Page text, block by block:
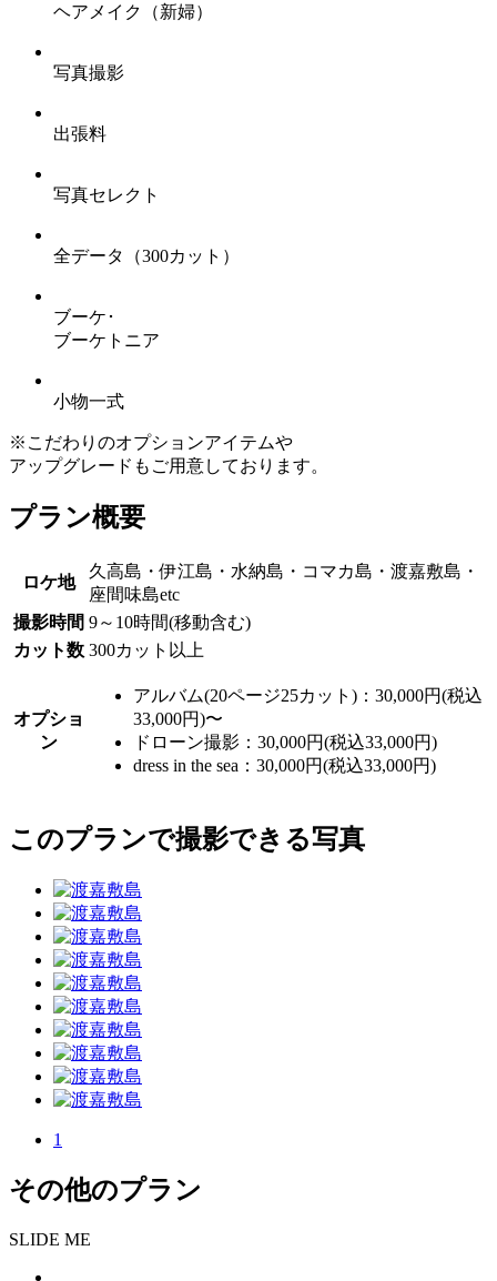
ヘアメイク （新婦）
写真撮影
出張料
写真セレクト
全データ （300カット）
ブーケ･
ブーケトニア
小物一式
※こだわりのオプションアイテムや
アップグレードもご用意しております。
プラン概要
ロケ地
久高島・伊江島・水納島・コマカ島・渡嘉敷島・
座間味島etc
撮影時間 9～10時間(移動含む)
カット数 300カット以上
オプショ
ン
アルバム(20ページ25カット)：30,000円(税込
33,000円)〜
ドローン撮影：30,000円(税込33,000円)
dress in the sea：30,000円(税込33,000円)
このプランで撮影できる写真
1
その他のプラン
SLIDE ME